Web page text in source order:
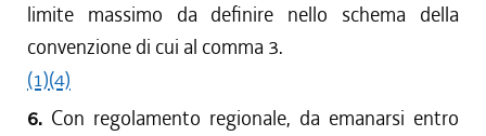
limite massimo da definire nello schema della
convenzione di cui al comma 3.
(1)(4)
6. Con regolamento regionale, da emanarsi entro